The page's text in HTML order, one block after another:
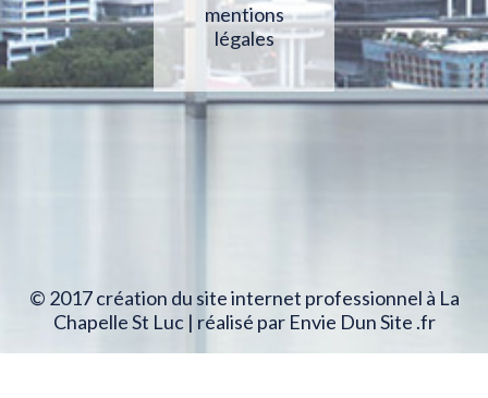
mentions
légales
© 2017 création du site internet professionnel à La
Chapelle St Luc | réalisé par Envie Dun Site .fr